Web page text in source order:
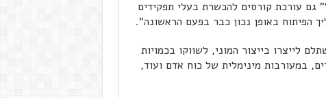
גם עורכת קורסים להכשרת בעלי תפקידים
הפיתוח באופן נכון כבר בפעם הראשונה".
לייצרו בייצור המוני, לשווקו בכמויות
במעורבות מינימלית של כוח אדם ועוד,